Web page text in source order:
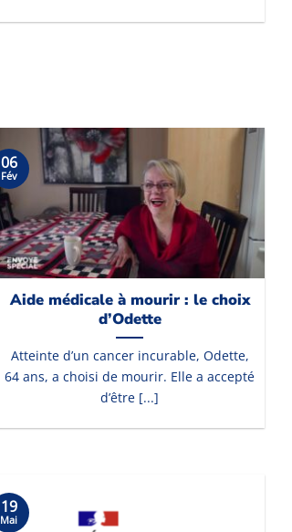
Aide médicale à mourir : le choix
d’Odette
Atteinte d’un cancer incurable, Odette,
64 ans, a choisi de mourir. Elle a accepté
d’être [...]
06
Fév
19
Mai